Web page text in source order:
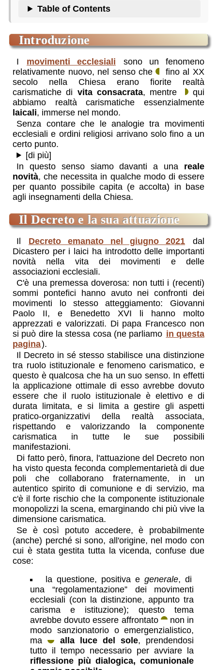
Table of Contents
introduzione
I movimenti ecclesiali
sono un fenomeno
relativamente nuovo, nel senso che
fino al XX
secolo nella Chiesa erano fiorite realtà
carismatiche di vita consacrata, mentre
qui
abbiamo realtà carismatiche essenzialmente
laicali, immerse nel mondo.
Senza contare che le analogie tra movimenti
ecclesiali e ordini religiosi arrivano solo fino a un
certo punto.
[di più]
In questo senso siamo davanti a una reale
novità, che necessita in qualche modo di essere
per quanto possibile capita (e accolta) in base
agli insegnamenti della Chiesa.
Il Decreto e la sua attuazione
Il Decreto emanato nel giugno 2021 dal
Dicastero per i laici ha introdotto delle importanti
novità nella vita dei movimenti e delle
associazioni ecclesiali.
C'è una premessa doverosa: non tutti i (recenti)
sommi pontefici hanno avuto nei confronti dei
movimenti lo stesso atteggiamento: Giovanni
Paolo II, e Benedetto XVI li hanno molto
apprezzati e valorizzati. Di papa Francesco non
si può dire la stessa cosa (ne parliamo in questa
pagina).
Il Decreto in sé stesso stabilisce una distinzione
tra ruolo istituzionale e fenomeno carismatico, e
questo è qualcosa che ha un suo senso. In effetti
la applicazione ottimale di esso avrebbe dovuto
essere che il ruolo istituzionale è elettivo e di
durata limitata, e si limita a gestire gli aspetti
pratico-organizzativi della realtà associata,
rispettando e valorizzando la componente
carismatica in tutte le sue possibili
manifestazioni.
Di fatto però, finora, l'attuazione del Decreto non
ha visto questa feconda complementarietà di due
poli che collaborano fraternamente, in un
autentico spirito di comunione e di servizio, ma
c'è il forte rischio che la componente istituzionale
monopolizzi la scena, emarginando chi più vive la
dimensione carismatica.
Se è così potuto accedere, è probabilmente
(anche) perché si sono, all'origine, nel modo con
cui è stata gestita tutta la vicenda, confuse due
cose:
la questione, positiva egenerale, di
una “regolamentazione” dei movimenti
ecclesiali (con la distinzione, appunto tra
carisma e istituzione); questo tema
avrebbe dovuto essere affrontato
non in
modo sanzionatorio o emergenzialistico,
ma
alla luce del sole, prendendosi
tutto il tempo necessario per avviare la
riflessione più dialogica, comunionale